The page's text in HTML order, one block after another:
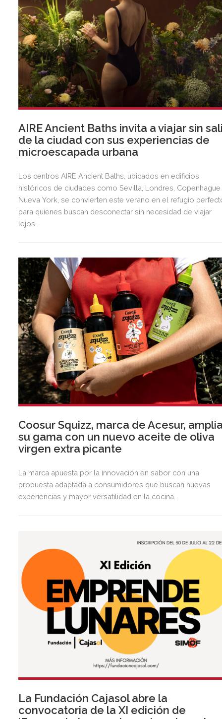
AIRE Ancient Baths invita a viajar sin
de la ciudad con sus experiencias de
microescapada urbana
Los centros AIRE Ancient Baths, ubicados en edificios
históricos de ciudades como Sevilla, Londres,
Nueva York, se convierten este verano en el refugio
para quienes buscan desconectar sin necesidad de viajar
lejos.
Coosur Squizz, marca de Acesur,
su gama con un nuevo aceite de oliva
virgen extra picante
La marca apuesta por la innovación en sabor con una
propuesta adaptada a consumidores que buscan nuevas
experiencias y mayor versatilidad en la cocina.
La Fundación Cajasol abre la
convocatoria de la XI edición de